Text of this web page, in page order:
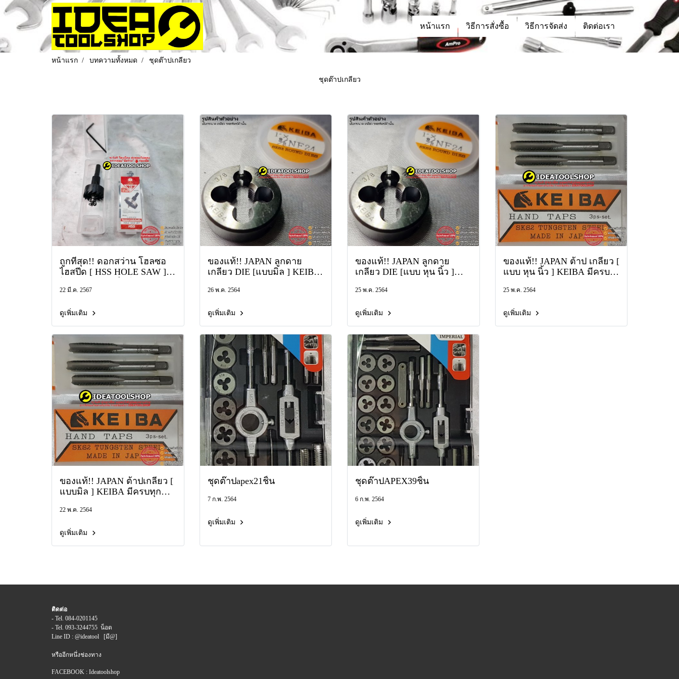
หน้าแรก วิธีการสั่งซื้อ วิธีการจัดส่ง ติดต่อเรา
หน้าแรก บทความทั้งหมด ชุดต๊าปเกลียว
ชุดต๊าปเกลียว
ถูกที่สุด!! ดอกสว่าน โฮลซอ
ไฮสปีด [ HSS HOLE SAW ]
อลูมิเนียม และวัสดุอื่นๆ
22 มี.ค. 2567
ดูเพิ่มเติม
ของแท้!! JAPAN ลูกดาย
เกลียว DIE [แบบมิล ] KEIBA
เมีย
26 พ.ค. 2564
ดูเพิ่มเติม
ของแท้!! JAPAN ลูกดาย
เกลียว DIE [แบบ หุน นิ้ว ]
ต๊าปตัวเมีย W NF NC B.S.P.F.
25 พ.ค. 2564
ดูเพิ่มเติม
ของแท้!! JAPAN ต้าป เกลียว [
แบบ หุน นิ้ว ] KEIBA มีครบ
หน่วย W NF NC B.S.P.F.
25 พ.ค. 2564
ดูเพิ่มเติม
ของแท้!! JAPAN ต้าปเกลียว [
แบบมิล ] KEIBA มีครบทุก
ชุด 3 ตัว ดอก ต๊าป ตัวผู้ ตาป
22 พ.ค. 2564
ดูเพิ่มเติม
ชุดต๊าปapex21ชิ้น
7 ก.พ. 2564
ดูเพิ่มเติม
ชุดต๊าปAPEX39ชิ้น
6 ก.พ. 2564
ดูเพิ่มเติม
ติดต่อ
- Tel. 084-0201145
- Tel. 093-3244755 น็อต
Line ID : @ideatool [มี@]
หรืออีกหนึ่งช่องทาง
FACEBOOK : Ideatoolshop